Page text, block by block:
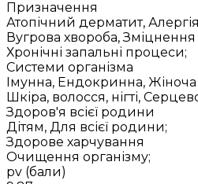
Призначення
Атопічний дерматит,
Вугрова хвороба, Зміцнення
Хронічні запальні процеси;
Системи організма
Імунна, Ендокринна,
Шкіра, волосся, нігті,
Здоров'я всієї родини
Дітям, Для всієї родини;
Здорове харчування
Очищення організму;
pv (бали)